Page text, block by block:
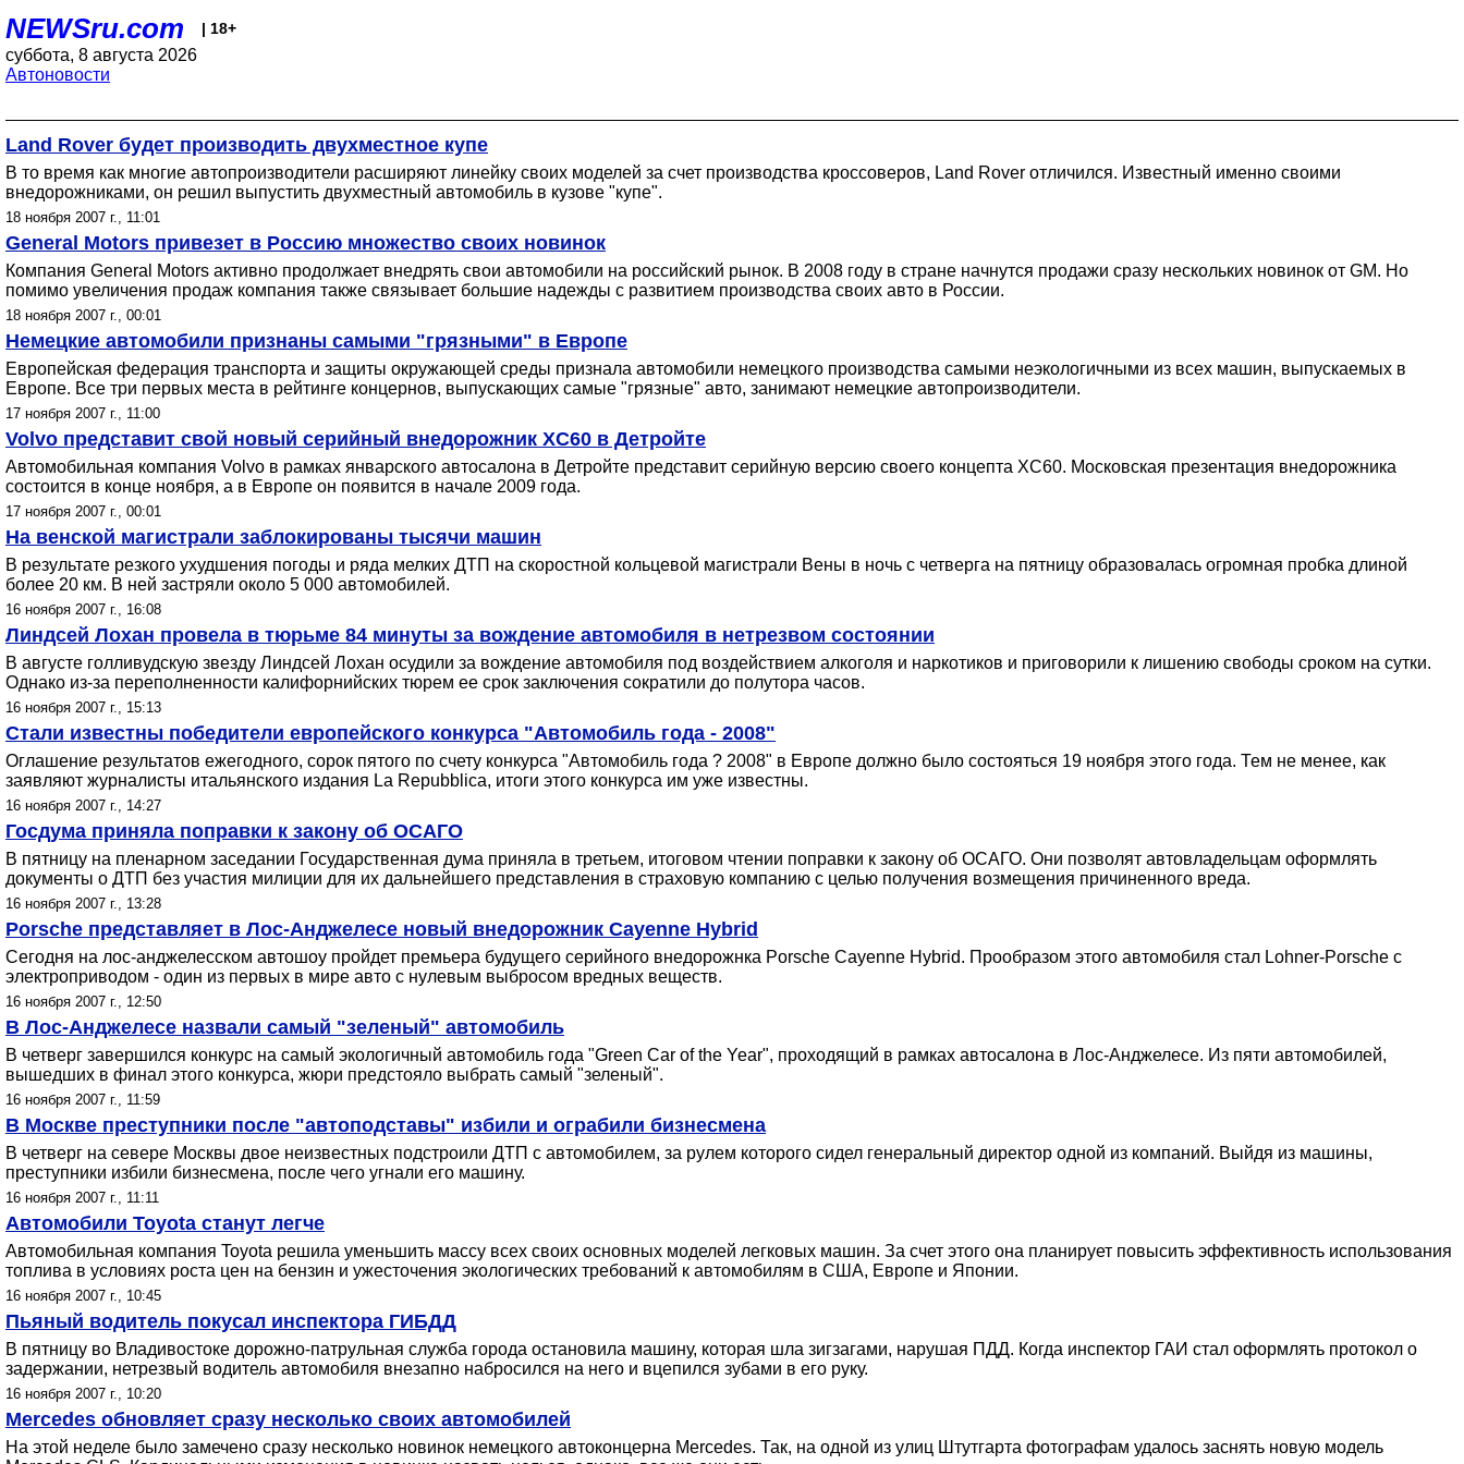
NEWSru.com | 18+
суббота, 8 августа 2026
Автоновости
Land Rover будет производить двухместное купе
В то время как многие автопроизводители расширяют линейку своих моделей за счет производства кроссоверов, Land Rover отличился. Известный именно своими
внедорожниками, он решил выпустить двухместный автомобиль в кузове "купе".
18 ноября 2007 г., 11:01
General Motors привезет в Россию множество своих новинок
Компания General Motors активно продолжает внедрять свои автомобили на российский рынок. В 2008 году в стране начнутся продажи сразу нескольких новинок от GM. Но
помимо увеличения продаж компания также связывает большие надежды с развитием производства своих авто в России.
18 ноября 2007 г., 00:01
Немецкие автомобили признаны самыми "грязными" в Европе
Европейская федерация транспорта и защиты окружающей среды признала автомобили немецкого производства самыми неэкологичными из всех машин, выпускаемых в
Европе. Все три первых места в рейтинге концернов, выпускающих самые "грязные" авто, занимают немецкие автопроизводители.
17 ноября 2007 г., 11:00
Volvo представит свой новый серийный внедорожник XC60 в Детройте
Автомобильная компания Volvo в рамках январского автосалона в Детройте представит серийную версию своего концепта XC60. Московская презентация внедорожника
состоится в конце ноября, а в Европе он появится в начале 2009 года.
17 ноября 2007 г., 00:01
На венской магистрали заблокированы тысячи машин
В результате резкого ухудшения погоды и ряда мелких ДТП на скоростной кольцевой магистрали Вены в ночь с четверга на пятницу образовалась огромная пробка длиной
более 20 км. В ней застряли около 5 000 автомобилей.
16 ноября 2007 г., 16:08
Линдсей Лохан провела в тюрьме 84 минуты за вождение автомобиля в нетрезвом состоянии
В августе голливудскую звезду Линдсей Лохан осудили за вождение автомобиля под воздействием алкоголя и наркотиков и приговорили к лишению свободы сроком на сутки.
Однако из-за переполненности калифорнийских тюрем ее срок заключения сократили до полутора часов.
16 ноября 2007 г., 15:13
Стали известны победители европейского конкурса "Автомобиль года - 2008"
Оглашение результатов ежегодного, сорок пятого по счету конкурса "Автомобиль года ? 2008" в Европе должно было состояться 19 ноября этого года. Тем не менее, как
заявляют журналисты итальянского издания La Repubblica, итоги этого конкурса им уже известны.
16 ноября 2007 г., 14:27
Госдума приняла поправки к закону об ОСАГО
В пятницу на пленарном заседании Государственная дума приняла в третьем, итоговом чтении поправки к закону об ОСАГО. Они позволят автовладельцам оформлять
документы о ДТП без участия милиции для их дальнейшего представления в страховую компанию с целью получения возмещения причиненного вреда.
16 ноября 2007 г., 13:28
Porsche представляет в Лос-Анджелесе новый внедорожник Cayenne Hybrid
Сегодня на лос-анджелесском автошоу пройдет премьера будущего серийного внедорожнка Porsche Cayenne Hybrid. Прообразом этого автомобиля стал Lohner-Porsche с
электроприводом - один из первых в мире авто с нулевым выбросом вредных веществ.
16 ноября 2007 г., 12:50
В Лос-Анджелесе назвали самый "зеленый" автомобиль
В четверг завершился конкурс на самый экологичный автомобиль года "Green Car of the Year", проходящий в рамках автоcалона в Лос-Анджелесе. Из пяти автомобилей,
вышедших в финал этого конкурса, жюри предстояло выбрать самый "зеленый".
16 ноября 2007 г., 11:59
В Москве преступники после "автоподставы" избили и ограбили бизнесмена
В четверг на севере Москвы двое неизвестных подстроили ДТП с автомобилем, за рулем которого сидел генеральный директор одной из компаний. Выйдя из машины,
преступники избили бизнесмена, после чего угнали его машину.
16 ноября 2007 г., 11:11
Автомобили Toyota станут легче
Автомобильная компания Toyota решила уменьшить массу всех своих основных моделей легковых машин. За счет этого она планирует повысить эффективность использования
топлива в условиях роста цен на бензин и ужесточения экологических требований к автомобилям в США, Европе и Японии.
16 ноября 2007 г., 10:45
Пьяный водитель покусал инспектора ГИБДД
В пятницу во Владивостоке дорожно-патрульная служба города остановила машину, которая шла зигзагами, нарушая ПДД. Когда инспектор ГАИ стал оформлять протокол о
задержании, нетрезвый водитель автомобиля внезапно набросился на него и вцепился зубами в его руку.
16 ноября 2007 г., 10:20
Mercedes обновляет сразу несколько своих автомобилей
На этой неделе было замечено сразу несколько новинок немецкого автоконцерна Mercedes. Так, на одной из улиц Штутгарта фотографам удалось заснять новую модель